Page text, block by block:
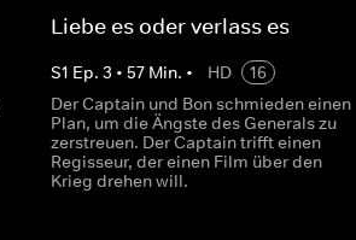
Liebe es oder verlass es
S1 Ep. 3 • 57Min. • HD
16
Der Captain und Bon schmieden einen
Plan, um die Ängste des Generals zu
zerstreuen. Der Captain trifft einen
Regisseur, der einen Film über den
Krieg drehen will.